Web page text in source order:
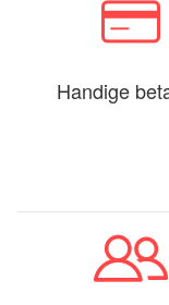
Handige